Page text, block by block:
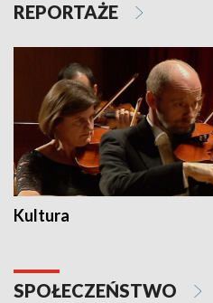
REPORTAŻE
Kultura
SPOŁECZEŃSTWO